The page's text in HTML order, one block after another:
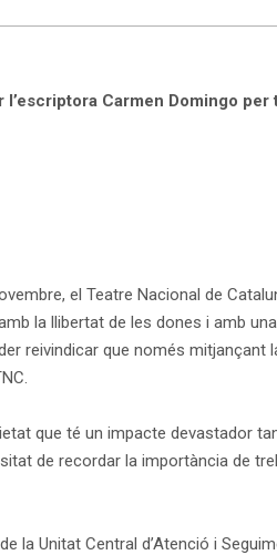
Carmen Domingo per
el Teatre Nacional de
la llibertat de les dones i amb
reivindicar que només mitjançant
que té un impacte devastador
de recordar la importància de
la Unitat Central d’Atenció i